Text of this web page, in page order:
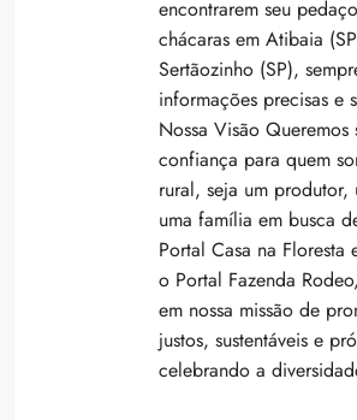
encontrarem seu
chácaras em Atibaia
Sertãozinho (SP),
informações precisas e
Nossa Visão
confiança para quem
rural, seja um
uma família em busca
Portal Casa na
o Portal Fazenda
em nossa missão de
justos, sustentáveis e
celebrando a